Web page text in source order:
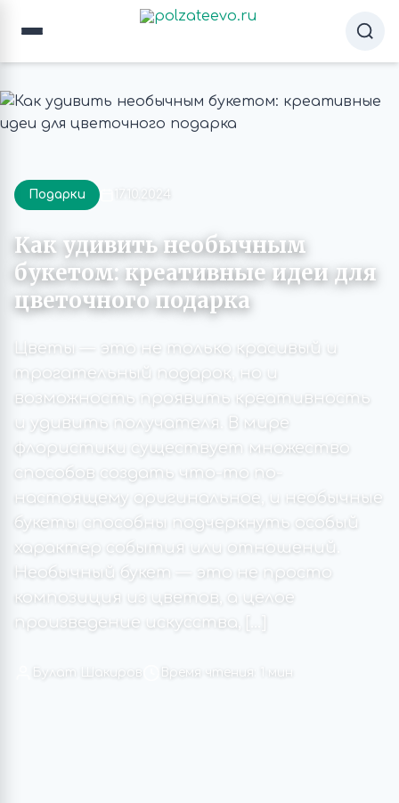
Подарки 17.10.2024
Как удивить необычным
букетом: креативные идеи для
цветочного подарка
Цветы — это не только красивый и
трогательный подарок, но и
возможность проявить креативность
и удивить получателя. В мире
флористики существует множество
способов создать что-то по-
настоящему оригинальное, и необычные
букеты способны подчеркнуть особый
характер события или отношений.
Необычный букет — это не просто
композиция из цветов, а целое
произведение искусства, […]
Булат Шакиров Время чтения: 1 мин